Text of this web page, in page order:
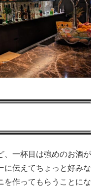
、一杯目は強めのお酒が
に伝えてちょっと好みな
を作ってもらうことにな